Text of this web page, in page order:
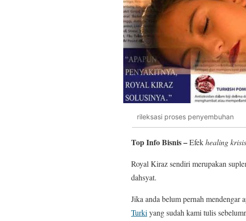
rileksasi proses penyembuhan
Top Info Bisnis –Efekhealing
Royal Kiraz sendiri merupakan
dahsyat.
Jika anda belum pernah mendengar
Turki yang sudah kami tulis